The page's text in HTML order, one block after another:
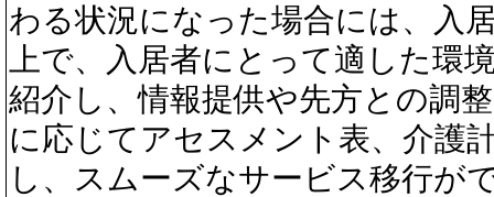
わる状況になった場合には、入
上で、入居者にとって適した環
紹介し、情報提供や先方との調
に応じてアセスメント表、介護
し、スムーズなサービス移行が